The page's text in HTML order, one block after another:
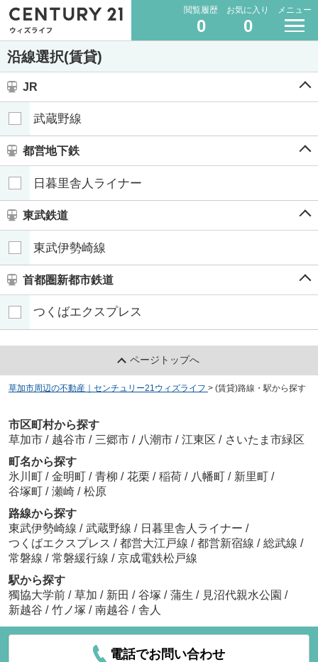
閲覧履歴
0
お気に入り
0
メニュー
沿線選択(賃貸)
JR
武蔵野線
都営地下鉄
日暮里舎人ライナー
東武鉄道
東武伊勢崎線
首都圏新都市鉄道
つくばエクスプレス
ページトップへ
草加市周辺の不動産｜センチュリー21ウィズライフ > (賃貸)路線・駅から探す
市区町村から探す
草加市 / 越谷市 / 三郷市 / 八潮市 / 江東区 / さいたま市緑区
町名から探す
氷川町 / 金明町 / 青柳 / 花栗 / 稲荷 / 八幡町 / 新里町 /
谷塚町 / 瀬崎 / 松原
路線から探す
東武伊勢崎線 / 武蔵野線 / 日暮里舎人ライナー /
つくばエクスプレス / 都営大江戸線 / 都営新宿線 / 総武線 /
常磐線 / 常磐緩行線 / 京成電鉄松戸線
駅から探す
獨協大学前 / 草加 / 新田 / 谷塚 / 蒲生 / 見沼代親水公園 /
新越谷 / 竹ノ塚 / 南越谷 / 舎人
電話でお問い合わせ